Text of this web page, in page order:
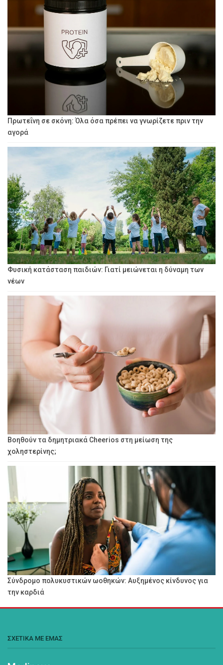
Πρωτεΐνη σε σκόνη: Όλα όσα πρέπει να γνωρίζετε πριν την
αγορά
Φυσική κατάσταση παιδιών: Γιατί μειώνεται η δύναμη των
νέων
Βοηθούν τα δημητριακά Cheerios στη μείωση της
χοληστερίνης;
Σύνδρομο πολυκυστικών ωοθηκών: Αυξημένος κίνδυνος για
την καρδιά
ΣΧΕΤΙΚΑ ΜΕ ΕΜΑΣ